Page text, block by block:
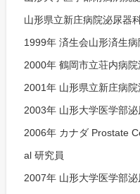
山形県立新庄病院泌尿器
1999年 済生会山形済生
2000年 鶴岡市立荘内病
2001年 山形県立新庄病
2003年 山形大学医学部
2006年 カナダ Prostate
al 研究員
2007年 山形大学医学部